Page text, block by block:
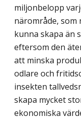
miljonbelopp
närområde, som
kunna skapa än
eftersom den
att minska
odlare och
insekten
skapa mycket
ekonomiska